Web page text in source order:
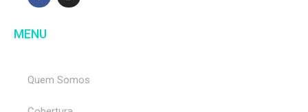
MENU
Quem Somos